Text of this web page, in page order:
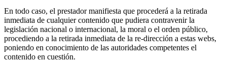
En todo caso, el prestador manifiesta que procederá a la retirada
inmediata de cualquier contenido que pudiera contravenir la
legislación nacional o internacional, la moral o el orden público,
procediendo a la retirada inmediata de la re-dirección a estas webs,
poniendo en conocimiento de las autoridades competentes el
contenido en cuestión.